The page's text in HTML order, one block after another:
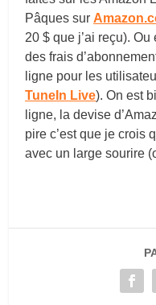
Pâques sur
20 $ que j’ai reçu).
des frais
ligne pour les
TuneIn Live). On est
ligne, la devise
pire c’est que je crois
avec un large sourire